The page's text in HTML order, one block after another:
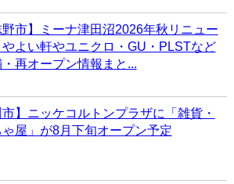
野市】ミーナ津田沼2026年秋リニュー
やよい軒やユニクロ・GU・PLSTなど
再オープン情報まと...
市】ニッケコルトンプラザに「雑貨・
ゃ屋」が8月下旬オープン予定